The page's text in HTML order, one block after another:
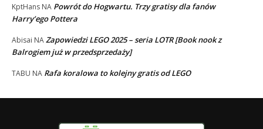
KptHans NA Powrót do Hogwartu. Trzy gratisy dla fanów
Harry’ego Pottera
Abisai NAZapowiedzi LEGO 2025 – seria LOTR [Book nook z
Balrogiem już w przedsprzedaży]
TABU NA Rafa koralowa to kolejny gratis od LEGO